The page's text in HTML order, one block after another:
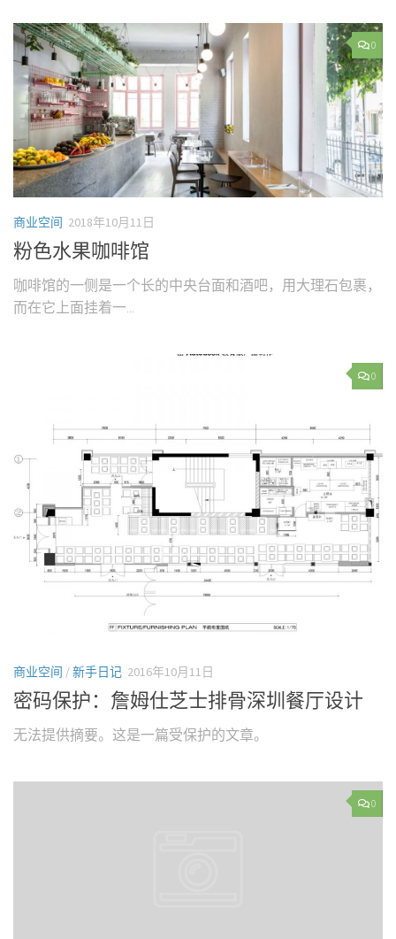
0
商业空间 2018年10月11日
粉色水果咖啡馆
咖啡馆的一侧是一个长的中央台面和酒吧，用大理石包裹，
而在它上面挂着一...
0
商业空间 /新手日记 2016年10月11日
密码保护：詹姆仕芝士排骨深圳餐厅设计
无法提供摘要。这是一篇受保护的文章。
0